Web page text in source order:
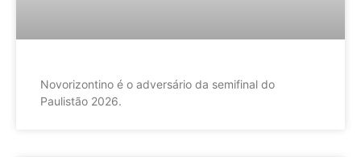
Novorizontino é o adversário da semifinal do
Paulistão 2026.